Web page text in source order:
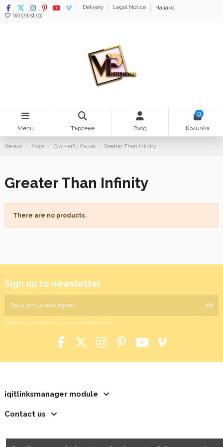
Delivery Legal Notice
Начало
Wishlist (0)
Menu Търсене Вход
0
Количка
Начало Мода Слънчеви Oчила Greater Than Infinity
Greater Than Infinity
There are no products.
Sign up to newsletter
Можете да се отпишете по всяко време.
iqitlinksmanager module
Contact us